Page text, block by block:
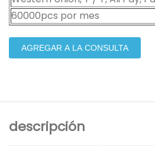
60000pcs por mes
AGREGAR A LA CONSULTA
descripción